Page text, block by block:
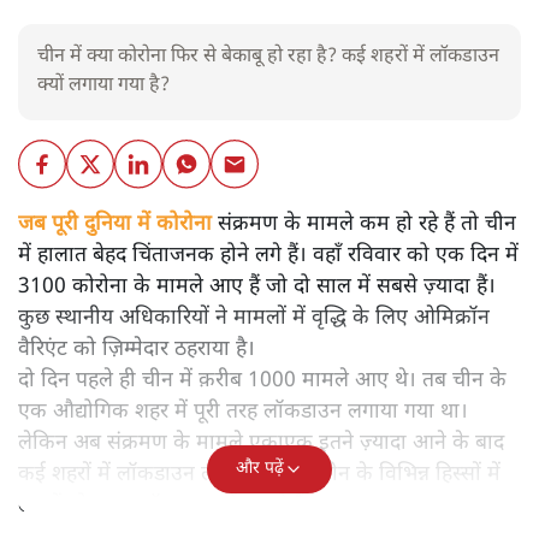
चीन में क्या कोरोना फिर से बेकाबू हो रहा है? कई शहरों में लॉकडाउन
क्यों लगाया गया है?
जब पूरी दुनिया में कोरोनासंक्रमण के मामले कम हो रहे हैं तो चीन
में हालात बेहद चिंताजनक होने लगे हैं। वहाँ रविवार को एक दिन में
3100 कोरोना के मामले आए हैं जो दो साल में सबसे ज़्यादा हैं।
कुछ स्थानीय अधिकारियों ने मामलों में वृद्धि के लिए ओमिक्रॉन
वैरिएंट को ज़िम्मेदार ठहराया है।
दो दिन पहले ही चीन में क़रीब 1000 मामले आए थे। तब चीन के
एक औद्योगिक शहर में पूरी तरह लॉकडाउन लगाया गया था।
लेकिन अब संक्रमण के मामले एकाएक इतने ज़्यादा आने के बाद
कई शहरों में लॉकडाउन लगाया गया है। चीन के विभिन्न हिस्सों में
लाखों लोग अब लॉकडाउन में रह रहे हैं।
और पढ़ें